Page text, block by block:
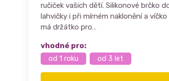
ručiček vašich dětí. Silikonové brčko
lahvičky i při mírném naklonění a víčko
má držátko pro…
vhodné pro:
od 1 roku
od 3 let